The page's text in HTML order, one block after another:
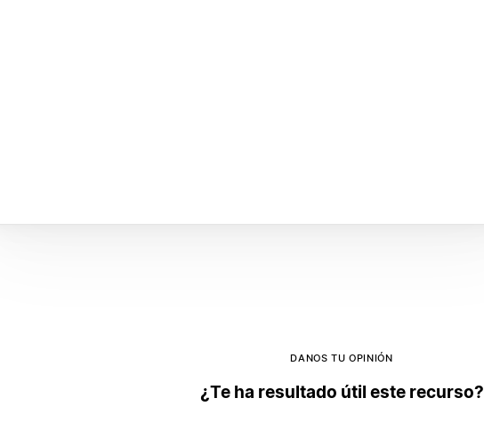
DANOS TU OPINIÓN
¿Te ha resultado útil este recurso?